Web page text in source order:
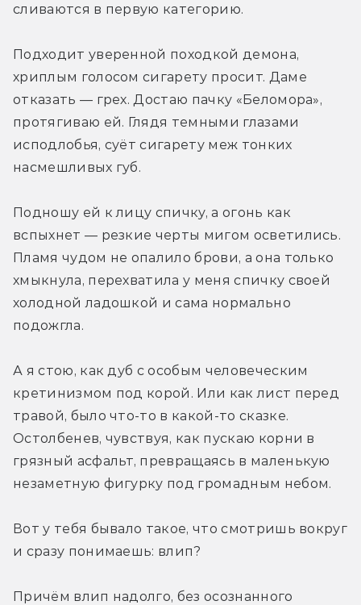
сливаются в первую категорию.
Подходит уверенной походкой демона,
хриплым голосом сигарету просит. Даме
отказать — грех. Достаю пачку «Беломора»,
протягиваю ей. Глядя темными глазами
исподлобья, суёт сигарету меж тонких
насмешливых губ.
Подношу ей к лицу спичку, а огонь как
вспыхнет — резкие черты мигом осветились.
Пламя чудом не опалило брови, а она только
хмыкнула, перехватила у меня спичку своей
холодной ладошкой и сама нормально
подожгла.
А я стою, как дуб с особым человеческим
кретинизмом под корой. Или как лист перед
травой, было что-то в какой-то сказке.
Остолбенев, чувствуя, как пускаю корни в
грязный асфальт, превращаясь в маленькую
незаметную фигурку под громадным небом.
Вот у тебя бывало такое, что смотришь вокруг
и сразу понимаешь: влип?
Причём влип надолго, без осознанного